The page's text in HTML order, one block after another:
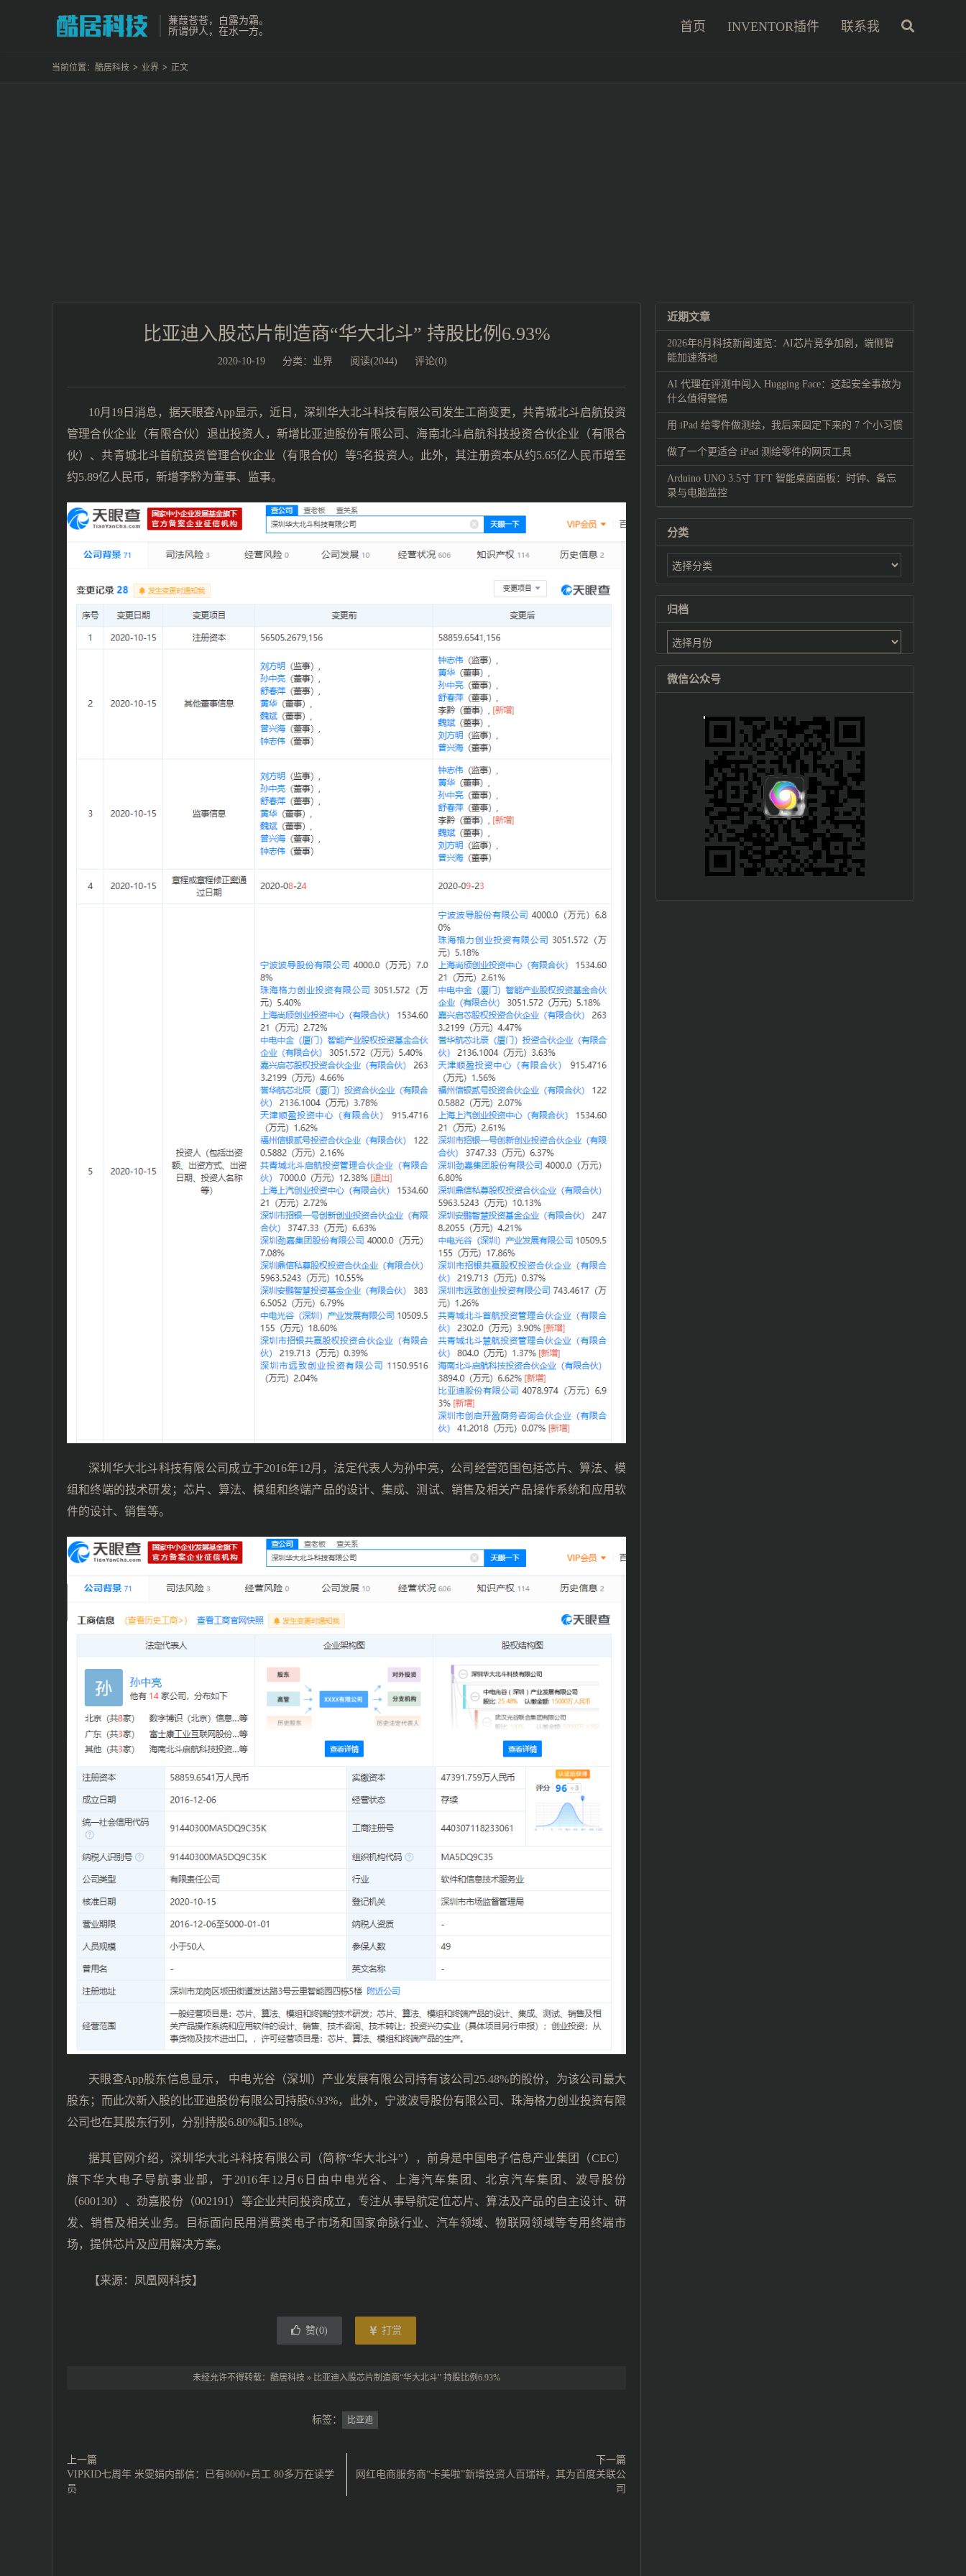
蒹葭苍苍，白露为霜。
所谓伊人，在水一方。
首页 INVENTOR插件 联系我
当前位置： 酷居科技 > 业界 > 正文
比亚迪入股芯片制造商“华大北斗” 持股比例6.93%
2020-10-19 分类： 业界 阅读(2044) 评论(0)
10月19日消息，据天眼查App显示，近日，深圳华大北斗科技有限公司发生工商变更，共青城北斗启航投资
管理合伙企业（有限合伙）退出投资人，新增比亚迪股份有限公司、海南北斗启航科技投资合伙企业（有限合
伙）、共青城北斗首航投资管理合伙企业（有限合伙）等5名投资人。此外，其注册资本从约5.65亿人民币增至
约5.89亿人民币，新增李黔为董事、监事。
深圳华大北斗科技有限公司成立于2016年12月，法定代表人为孙中亮，公司经营范围包括芯片、算法、模
组和终端的技术研发；芯片、算法、模组和终端产品的设计、集成、测试、销售及相关产品操作系统和应用软
件的设计、销售等。
天眼查App股东信息显示， 中电光谷（深圳）产业发展有限公司持有该公司25.48%的股份，为该公司最大
股东；而此次新入股的比亚迪股份有限公司持股6.93%，此外，宁波波导股份有限公司、珠海格力创业投资有限
公司也在其股东行列，分别持股6.80%和5.18%。
据其官网介绍，深圳华大北斗科技有限公司（简称“华大北斗”），前身是中国电子信息产业集团（CEC）
旗下华大电子导航事业部，于2016年12月6日由中电光谷、上海汽车集团、北京汽车集团、波导股份
（600130）、劲嘉股份（002191）等企业共同投资成立，专注从事导航定位芯片、算法及产品的自主设计、研
发、销售及相关业务。目标面向民用消费类电子市场和国家命脉行业、汽车领域、物联网领域等专用终端市
场，提供芯片及应用解决方案。
【来源：凤凰网科技】
赞(0) 打赏
未经允许不得转载： 酷居科技 » 比亚迪入股芯片制造商“华大北斗” 持股比例6.93%
标签： 比亚迪
上一篇
VIPKID七周年 米雯娟内部信：已有8000+员工 80多万在读学
员
下一篇
网红电商服务商“卡美啦”新增投资人百瑞祥，其为百度关联公
司
近期文章
2026年8月科技新闻速览：AI芯片竞争加剧，端侧智
能加速落地
AI 代理在评测中闯入 Hugging Face：这起安全事故为
什么值得警惕
用 iPad 给零件做测绘，我后来固定下来的 7 个小习惯
做了一个更适合 iPad 测绘零件的网页工具
Arduino UNO 3.5寸 TFT 智能桌面面板：时钟、备忘
录与电脑监控
分类
归档
微信公众号